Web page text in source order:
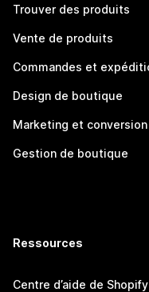
Trouver des produits
Vente de produits
Commandes et
Design de boutique
Marketing et conversion
Gestion de boutique
Ressources
Centre d’aide de Shopify